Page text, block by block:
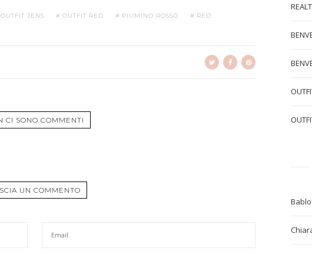
OUTFIT JENS OUTFIT RED PIUMINO ROSSO RED
CI SONO COMMENTI
UN COMMENTO